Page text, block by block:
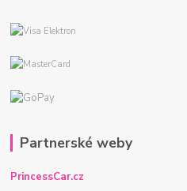
Partnerské weby
PrincessCar.cz